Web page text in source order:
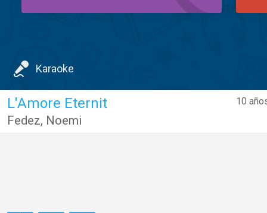
Karaoke
10
L'Amore Eternit
Fedez, Noemi